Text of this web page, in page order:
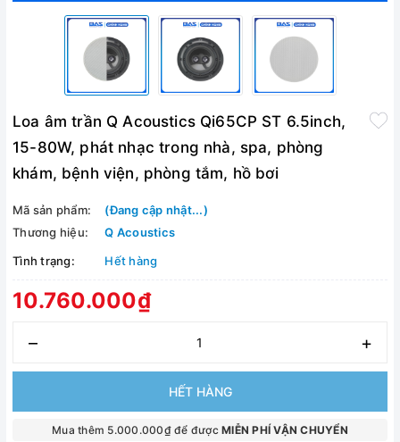
Loa âm trần Q Acoustics Qi65CP ST 6.5inch,
15-80W, phát nhạc trong nhà, spa, phòng
khám, bệnh viện, phòng tắm, hồ bơi
Mã sản phẩm:
(Đang cập nhật...)
Thương hiệu:
Q Acoustics
Tình trạng:
Hết hàng
10.760.000₫
– +
HẾT HÀNG
Mua thêm 5.000.000₫ để đượcMIỄN PHÍ VẬN CHUYỂN